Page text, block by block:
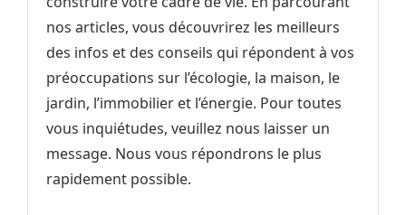
nos articles, vous découvrirez les meilleurs
des infos et des conseils qui répondent à vos
préoccupations sur l’écologie, la maison, le
jardin, l’immobilier et l’énergie. Pour toutes
vous inquiétudes, veuillez nous laisser un
message. Nous vous répondrons le plus
rapidement possible.